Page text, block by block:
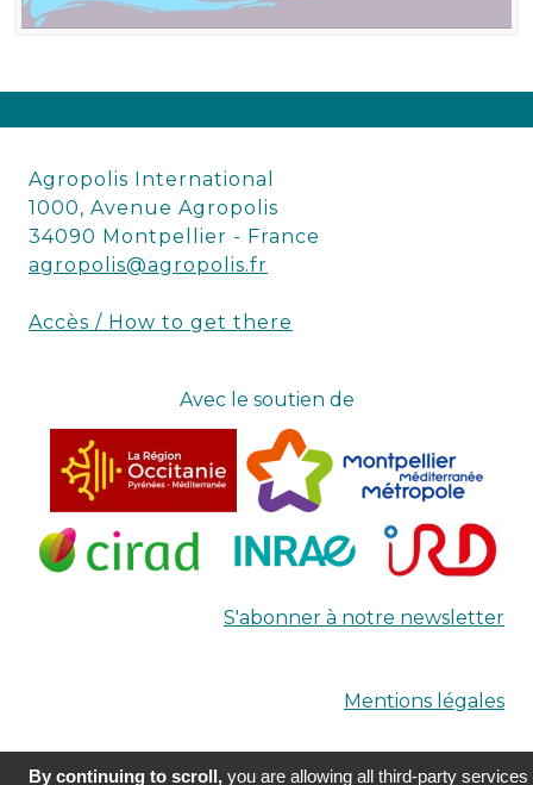
Agropolis International
1000, Avenue Agropolis
34090 Montpellier - France
agropolis@agropolis.fr
Accès / How to get there
Avec le soutien de
S'abonner à notre newsletter
Mentions légales
By continuing to scroll, you are allowing all third-party services